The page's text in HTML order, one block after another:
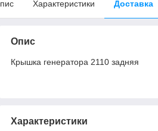
Характеристики Доставка
Опис
Крышка генератора 2110 задняя
Характеристики